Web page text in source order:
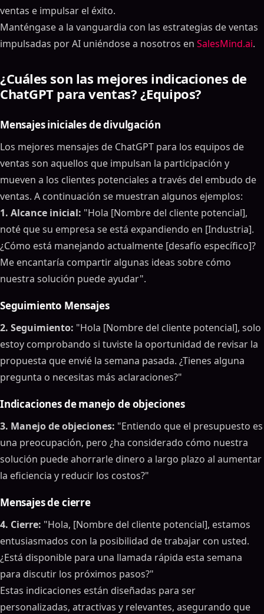
ventas e impulsar el éxito.
Manténgase a la vanguardia con las estrategias de ventas
impulsadas por AI uniéndose a nosotros en SalesMind.ai.
¿Cuáles son las mejores indicaciones de
ChatGPT para ventas? ¿Equipos?
Mensajes iniciales de divulgación
Los mejores mensajes de ChatGPT para los equipos de
ventas son aquellos que impulsan la participación y
mueven a los clientes potenciales a través del embudo de
ventas. A continuación se muestran algunos ejemplos:
1. Alcance inicial: "Hola [Nombre del cliente potencial],
noté que su empresa se está expandiendo en [Industria].
¿Cómo está manejando actualmente [desafío específico]?
Me encantaría compartir algunas ideas sobre cómo
nuestra solución puede ayudar".
Seguimiento Mensajes
2. Seguimiento: "Hola [Nombre del cliente potencial], solo
estoy comprobando si tuviste la oportunidad de revisar la
propuesta que envié la semana pasada. ¿Tienes alguna
pregunta o necesitas más aclaraciones?"
Indicaciones de manejo de objeciones
3. Manejo de objeciones: "Entiendo que el presupuesto es
una preocupación, pero ¿ha considerado cómo nuestra
solución puede ahorrarle dinero a largo plazo al aumentar
la eficiencia y reducir los costos?"
Mensajes de cierre
4. Cierre: "Hola, [Nombre del cliente potencial], estamos
entusiasmados con la posibilidad de trabajar con usted.
¿Está disponible para una llamada rápida esta semana
para discutir los próximos pasos?"
Estas indicaciones están diseñadas para ser
personalizadas, atractivas y relevantes, asegurando que